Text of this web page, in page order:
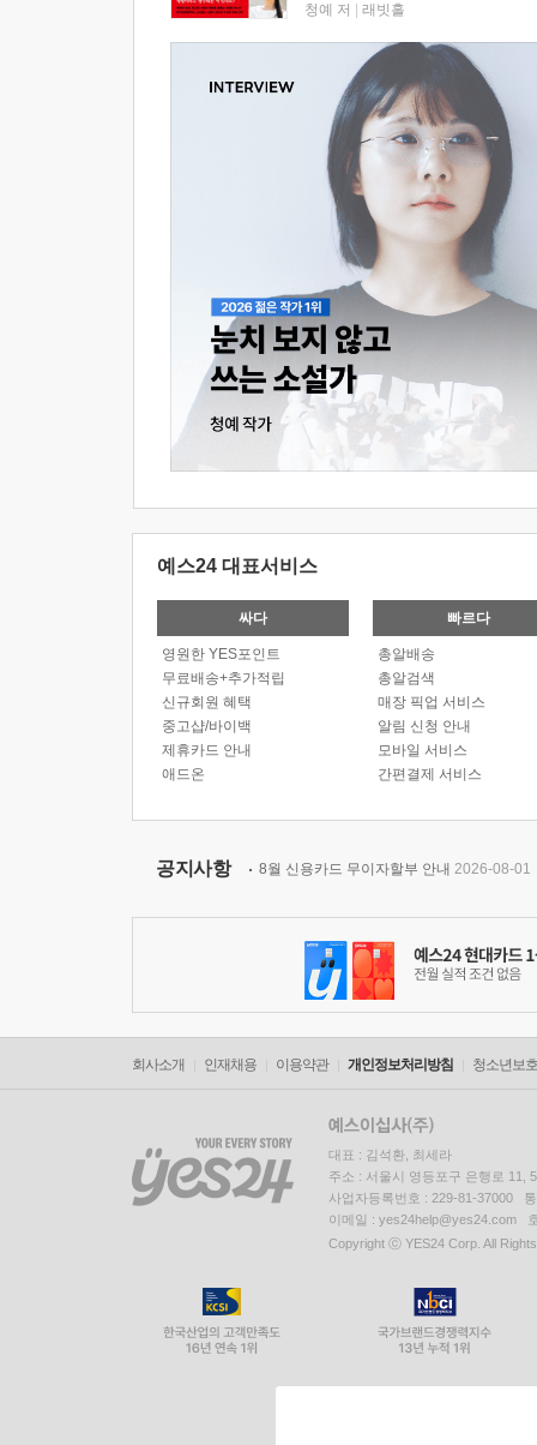
청예 저 래빗홀
예스24 대표서비스
싸다
영원한 YES포인트
무료배송+추가적립
신규회원 혜택
중고샵/바이백
제휴카드 안내
애드온
빠르다
총알배송
총알검색
매장 픽업 서비스
알림 신청 안내
모바일 서비스
간편결제 서비스
공지사항 8월 신용카드 무이자할부 안내 2026-08-01
회사소개 인재채용 이용약관 개인정보처리방침 청소년보
대표 : 김석환, 최세라
주소 : 서울시 영등포구 은행로 11,
사업자등록번호 : 229-81-37000
이메일 : yes24help@yes24.com
Copyright ⓒ YES24 Corp. All